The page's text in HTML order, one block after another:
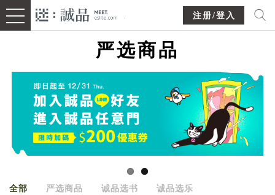
注册/登入
严选商品
全部 严选商品 诚品选书 诚品选乐